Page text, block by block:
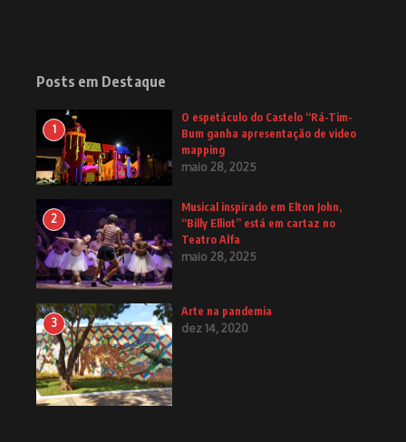
Posts em Destaque
1
O espetáculo do Castelo “Rá-Tim-
Bum ganha apresentação de video
mapping
maio 28, 2025
2
Musical inspirado em Elton John,
“Billy Elliot” está em cartaz no
Teatro Alfa
maio 28, 2025
3
Arte na pandemia
dez 14, 2020